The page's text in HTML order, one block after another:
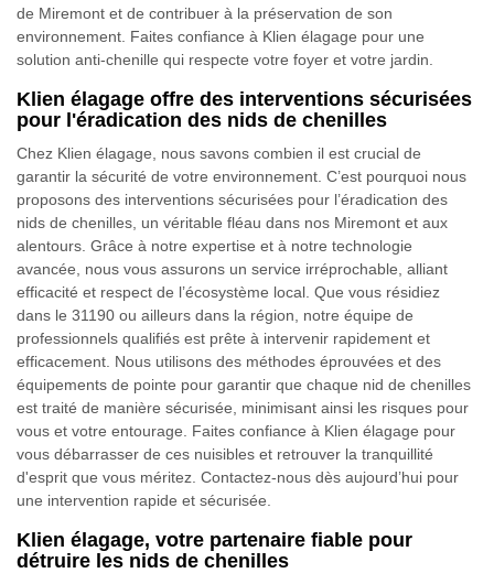
de Miremont et de contribuer à la préservation de son
environnement. Faites confiance à Klien élagage pour une
solution anti-chenille qui respecte votre foyer et votre jardin.
Klien élagage offre des interventions sécurisées
pour l'éradication des nids de chenilles
Chez Klien élagage, nous savons combien il est crucial de
garantir la sécurité de votre environnement. C’est pourquoi nous
proposons des interventions sécurisées pour l’éradication des
nids de chenilles, un véritable fléau dans nos Miremont et aux
alentours. Grâce à notre expertise et à notre technologie
avancée, nous vous assurons un service irréprochable, alliant
efficacité et respect de l’écosystème local. Que vous résidiez
dans le 31190 ou ailleurs dans la région, notre équipe de
professionnels qualifiés est prête à intervenir rapidement et
efficacement. Nous utilisons des méthodes éprouvées et des
équipements de pointe pour garantir que chaque nid de chenilles
est traité de manière sécurisée, minimisant ainsi les risques pour
vous et votre entourage. Faites confiance à Klien élagage pour
vous débarrasser de ces nuisibles et retrouver la tranquillité
d'esprit que vous méritez. Contactez-nous dès aujourd’hui pour
une intervention rapide et sécurisée.
Klien élagage, votre partenaire fiable pour
détruire les nids de chenilles